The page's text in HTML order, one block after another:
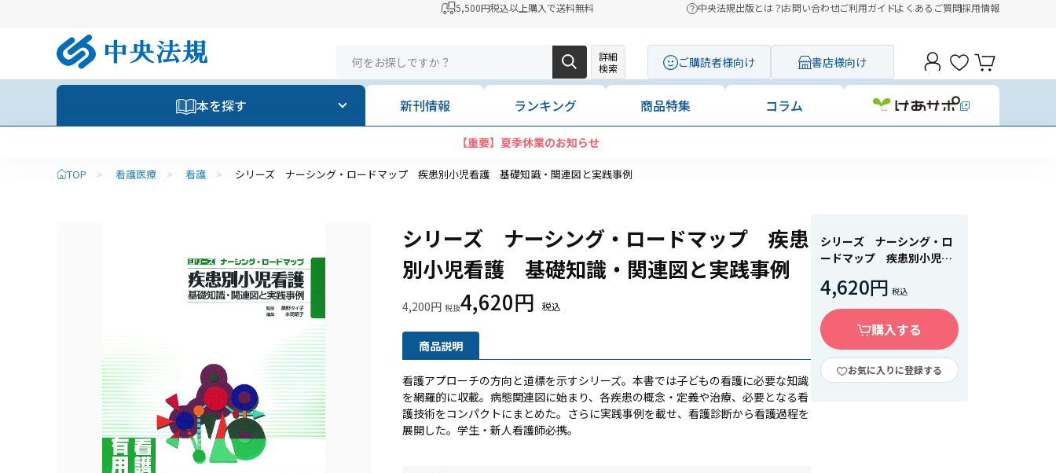
5,500円税込以上購入で送料無料 中央法規出版とは？お問い合わせご利用ガイドよくあるご質問採用情報
詳細
検索
ご購読者様向け 書店様向け
本を探す 新刊情報 ランキング 商品特集 コラム
【重要】夏季休業のお知らせ
TOP > 看護医療 > 看護 > シリーズ ナーシング・ロードマップ 疾患別小児看護 基礎知識・関連図と実践事例
シリーズ ナーシング・ロードマップ 疾患
別小児看護 基礎知識・関連図と実践事例
4,200円 4,620円
商品説明
看護アプローチの方向と道標を示すシリーズ。本書では子どもの看護に必要な知識
を網羅的に収載。病態関連図に始まり、各疾患の概念・定義や治療、必要となる看
護技術をコンパクトにまとめた。さらに実践事例を載せ、看護診断から看護過程を
展開した。学生・新人看護師必携。
シリーズ ナーシング・ロ
ードマップ 疾患別小児看
践事例
4,620円
購入する
お気に入りに登録する